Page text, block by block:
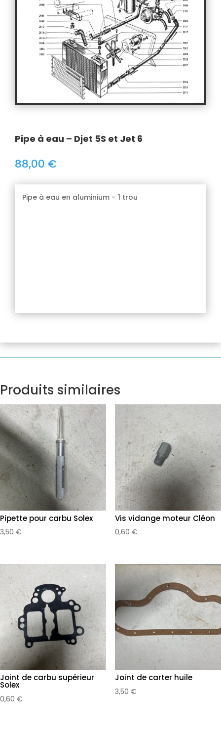
Pipe à eau – Djet 5S et Jet 6
88,00 €
Pipe à eau en aluminium – 1 trou
Produits similaires
Pipette pour carbu Solex
3,50 €
Vis vidange moteur Cléon
0,60 €
Joint de carbu supérieur
Solex
0,60 €
Joint de carter huile
3,50 €